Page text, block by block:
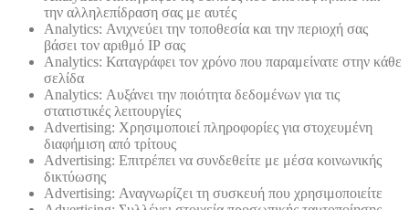
την αλληλεπίδραση σας με αυτές
Analytics: Ανιχνεύει την τοποθεσία και την περιοχή σας
βάσει τον αριθμό ΙΡ σας
Analytics: Καταγράφει τον χρόνο που παραμείνατε στην κάθε
σελίδα
Analytics: Αυξάνει την ποιότητα δεδομένων για τις
στατιστικές λειτουργίες
Advertising: Χρησιμοποιεί πληροφορίες για στοχευμένη
διαφήμιση από τρίτους
Advertising: Επιτρέπει να συνδεθείτε με μέσα κοινωνικής
δικτύωσης
Advertising: Αναγνωρίζει τη συσκευή που χρησιμοποιείτε